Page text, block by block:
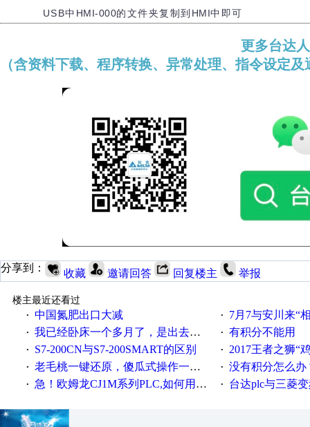
USB中 HMI-000的文件夹复制到 HMI中即可
更多台达
（含资料下载、程序转换、异常处理、指令设定
分享到： 收藏 邀请回答 回复楼主 举报
楼主最近还看过
· 中国氮肥出口大减 · 7月7与安川来“
· 我已经卧床一个多月了，是出去安装机械手在高速遭遇车祸所致:大家工作都要特别注意啊 · 有积分不能用
· S7-200CN与S7-200SMART的区别 · 2017王者之狮“鸡”情签到
· 老毛桃一键还原，傻瓜式操作一键轻松备份还原；程序为向导式安装，一键即可实现自动备份或还原系统。 · 没有积分怎么办
· 急！欧姆龙CJ1M系列PLC,如何用时间控制变频器。要求时间在组态王中可以自由输入！拜托各位大神了！ · 台达plc与三菱